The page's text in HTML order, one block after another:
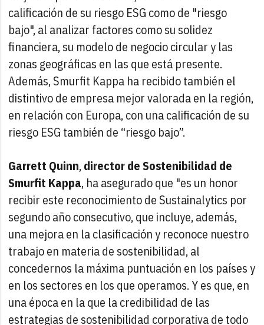
calificación de su riesgo ESG como de "riesgo
bajo", al analizar factores como su solidez
financiera, su modelo de negocio circular y las
zonas geográficas en las que está presente.
Además, Smurfit Kappa ha recibido también el
distintivo de empresa mejor valorada en la región,
en relación con Europa, con una calificación de su
riesgo ESG también de “riesgo bajo”.
Garrett Quinn,director de Sostenibilidad de
Smurfit Kappa, ha asegurado que "es un honor
recibir este reconocimiento de Sustainalytics por
segundo año consecutivo, que incluye, además,
una mejora en la clasificación y reconoce nuestro
trabajo en materia de sostenibilidad, al
concedernos la máxima puntuación en los países y
en los sectores en los que operamos. Y es que, en
una época en la que la credibilidad de las
estrategias de sostenibilidad corporativa de todo